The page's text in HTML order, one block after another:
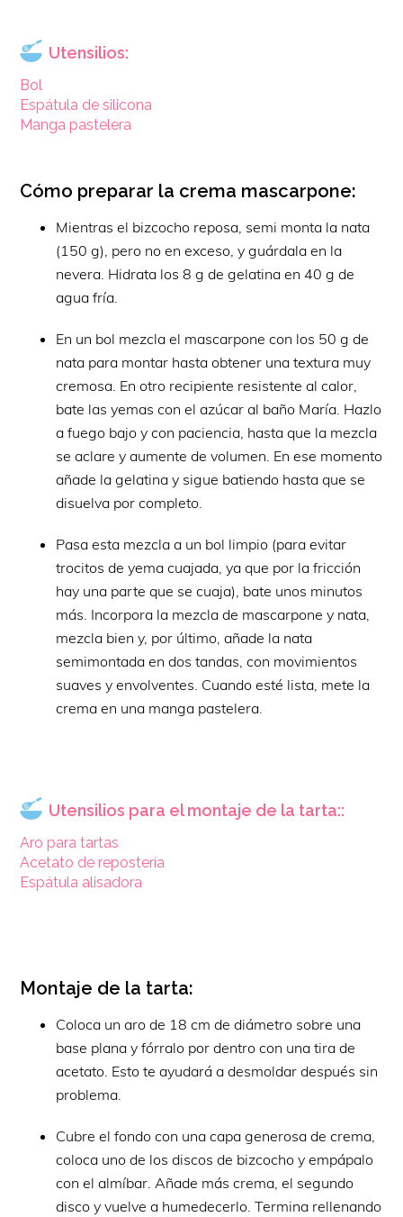
Utensilios:
Bol
Espátula de silicona
Manga pastelera
Cómo preparar la crema mascarpone:
Mientras el bizcocho reposa, semi monta la nata
(150 g), pero no en exceso, y guárdala en la
nevera. Hidrata los 8 g de gelatina en 40 g de
agua fría.
En un bol mezcla el mascarpone con los 50 g de
nata para montar hasta obtener una textura muy
cremosa. En otro recipiente resistente al calor,
bate las yemas con el azúcar al baño María. Hazlo
a fuego bajo y con paciencia, hasta que la mezcla
se aclare y aumente de volumen. En ese momento
añade la gelatina y sigue batiendo hasta que se
disuelva por completo.
Pasa esta mezcla a un bol limpio (para evitar
trocitos de yema cuajada, ya que por la fricción
hay una parte que se cuaja), bate unos minutos
más. Incorpora la mezcla de mascarpone y nata,
mezcla bien y, por último, añade la nata
semimontada en dos tandas, con movimientos
suaves y envolventes. Cuando esté lista, mete la
crema en una manga pastelera.
Utensilios para el montaje de la tarta::
Aro para tartas
Acetato de repostería
Espátula alisadora
Montaje de la tarta:
Coloca un aro de 18 cm de diámetro sobre una
base plana y fórralo por dentro con una tira de
acetato. Esto te ayudará a desmoldar después sin
problema.
Cubre el fondo con una capa generosa de crema,
coloca uno de los discos de bizcocho y empápalo
con el almíbar. Añade más crema, el segundo
disco y vuelve a humedecerlo. Termina rellenando